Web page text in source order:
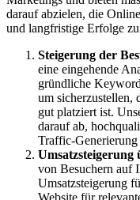
darauf abzielen, die
und langfristige Erfolge
Steigerung der
eine eingehende
gründliche
um sicherzustellen,
gut platziert ist.
darauf ab,
Traffic-Generierung
Umsatzsteigerung
von Besuchern auf
Umsatzsteigerung